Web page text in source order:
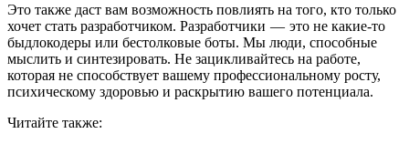
Это также даст вам возможность повлиять на того, кто только
хочет стать разработчиком. Разработчики — это не какие-то
быдлокодеры или бестолковые боты. Мы люди, способные
мыслить и синтезировать. Не зацикливайтесь на работе,
которая не способствует вашему профессиональному росту,
психическому здоровью и раскрытию вашего потенциала.
Читайте также: